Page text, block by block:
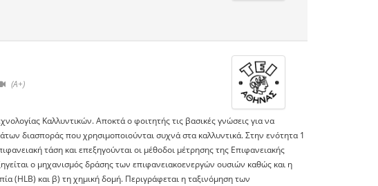
(A+)
Kαλλυντικών. Aποκτά ο φοιτητής τις βασικές γνώσεις για να
διασποράς που χρησιμοποιούνται συχνά στα καλλυντικά. Στην ενότητα 1
τάση και επεξηγούνται οι μέθοδοι μέτρησης της Επιφανειακής
ο μηχανισμός δράσης των επιφανειακοενεργών ουσιών καθώς και η
(HLB) και β) τη χημική δομή. Περιγράφεται η ταξινόμηση των